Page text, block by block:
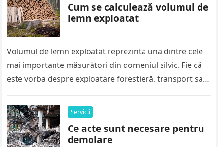
Cum se calculează volumul de
lemn exploatat
Volumul de lemn exploatat reprezintă una dintre cele
mai importante măsurători din domeniul silvic. Fie că
este vorba despre exploatare forestieră, transport sau
Servicii
Ce acte sunt necesare pentru
demolare